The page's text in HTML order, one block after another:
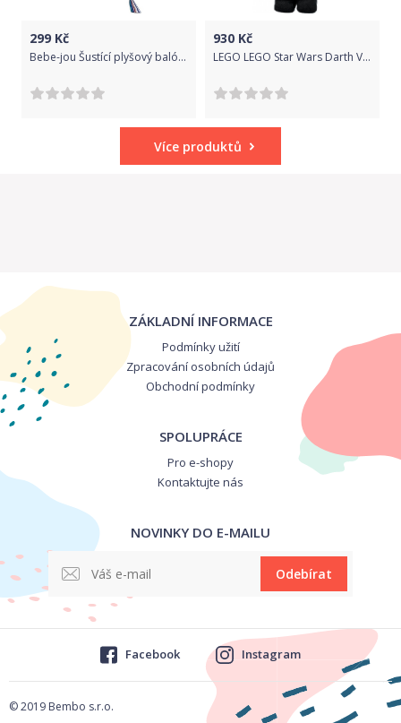
299 Kč
Bebe-jou Šustící plyšový balón 1-2-3
930 Kč
LEGO LEGO Star Wars Darth Vader
Více produktů
ZÁKLADNÍ INFORMACE
Podmínky užití
Zpracování osobních údajů
Obchodní podmínky
SPOLUPRÁCE
Pro e-shopy
Kontaktujte nás
NOVINKY DO E-MAILU
Odebírat
© 2019 Bembo s.r.o.
Facebook Instagram